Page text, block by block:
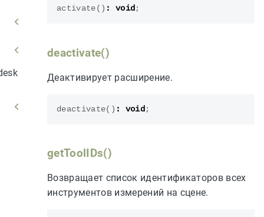
activate () : void;
deactivate()
Деактивирует расширение.
deactivate() : void ;
getToolIDs()
Возвращает список идентификаторов всех
инструментов измерений на сцене.